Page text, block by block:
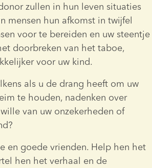
zullen in hun leven situaties
mensen hun afkomst in twijfel
voor te bereiden en uw steentje
doorbreken van het taboe,
voor uw kind.
als u de drang heeft om uw
te houden, nadenken over
van uw onzekerheden of
en goede vrienden. Help hen het
hen het verhaal en de